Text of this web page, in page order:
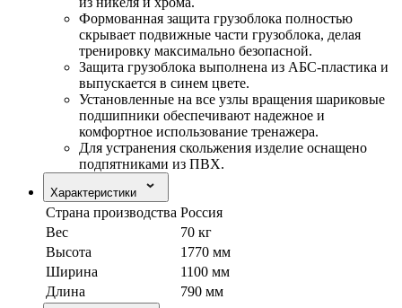
Формованная защита грузоблока полностью
скрывает подвижные части грузоблока, делая
тренировку максимально безопасной.
Защита грузоблока выполнена из АБС-пластика и
выпускается в синем цвете.
Установленные на все узлы вращения шариковые
подшипники обеспечивают надежное и
комфортное использование тренажера.
Для устранения скольжения изделие оснащено
подпятниками из ПВХ.
Характеристики
Страна производства Россия
Вес
70 кг
Высота
1770 мм
Ширина
1100 мм
Длина
790 мм